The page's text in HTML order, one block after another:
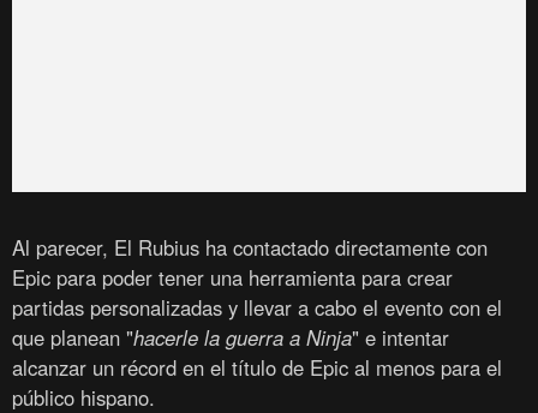
Al parecer, El Rubius ha contactado directamente con
Epic para poder tener una herramienta para crear
partidas personalizadas y llevar a cabo el evento con el
que planean "hacerle la guerra a Ninja" e intentar
alcanzar un récord en el título de Epic al menos para el
público hispano.